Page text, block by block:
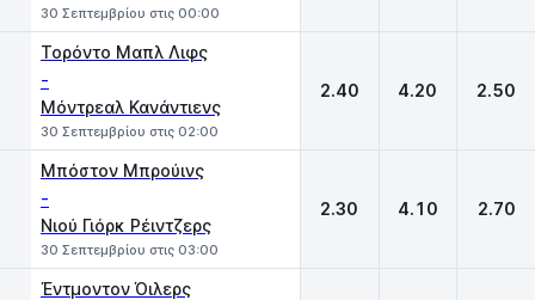
30 Σεπτεμβρίου στις 00:00
Τορόντο Μαπλ Λιφς
-
Μόντρεαλ Κανάντιενς
30 Σεπτεμβρίου στις 02:00
2.40 4.20 2.50
Μπόστον Μπρούινς
-
Νιού Γιόρκ Ρέιντζερς
30 Σεπτεμβρίου στις 03:00
2.30 4.10 2.70
Έντμοντον Όιλερς